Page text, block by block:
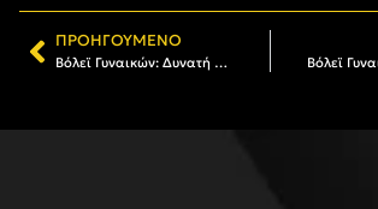
ΠΡΟΗΓΟΎΜΕΝΟ
Βόλεϊ Γυναικών: Δυνατή «μάχη» με Παναθηναϊκό στη Μίκρα (Σάββατο 25/01, 18:00)